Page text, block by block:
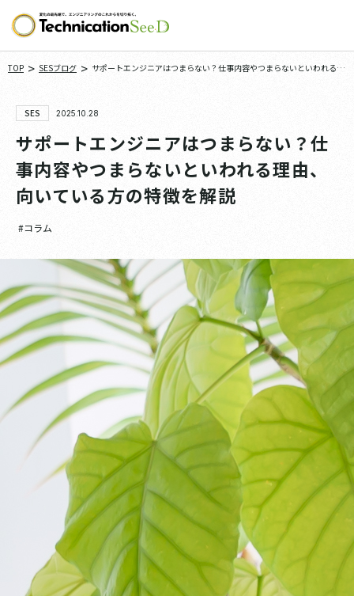
TOP > SESブログ > サポートエンジニアはつまらない？仕事内容やつまらないといわれる理
SES 2025.10.28
サポートエンジニアはつまらない？仕
事内容やつまらないといわれる理由、
向いている方の特徴を解説
#コラム